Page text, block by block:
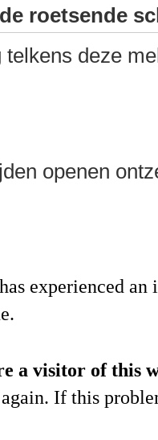
roetsende
telkens deze
openen
experienced an
a visitor of this
If this